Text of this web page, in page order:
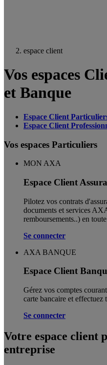
espace client
Vos espaces
et Banque
Espace Client
Espace Client
Vos espaces Particuliers
MON AXA
Espace Client
Pilotez vos contrats
documents et services
remboursements..) en
Se connecter
AXA BANQUE
Espace Client
Gérez vos comptes
carte bancaire et effectuez
Se connecter
Votre espace client
entreprise